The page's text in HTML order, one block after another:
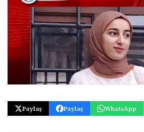
Paylaş Paylaş WhatsApp